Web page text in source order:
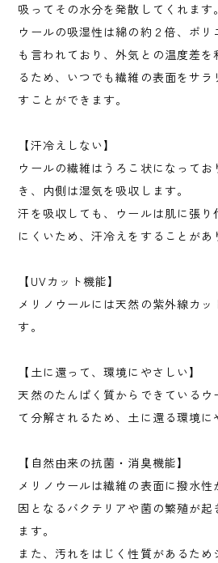
吸ってその水分を発散してくれます。
ウールの吸湿性は綿の約２倍、ポリ
も言われており、外気との温度差
るため、いつでも繊維の表面をサ
すことができます。
【汗冷えしない】
ウールの繊維はうろこ状になってお
き、内側は湿気を吸収します。
汗を吸収しても、ウールは肌に張り
にくいため、汗冷えをすることがあ
【UVカット機能】
メリノウールには天然の紫外線カッ
す。
【土に還って、環境にやさしい】
天然のたんぱく質からできているウ
て分解されるため、土に還る環境に
【自然由来の抗菌・消臭機能】
メリノウールは繊維の表面に撥水
因となるバクテリアや菌の繁殖が起
ます。
また、汚れをはじく性質があるた